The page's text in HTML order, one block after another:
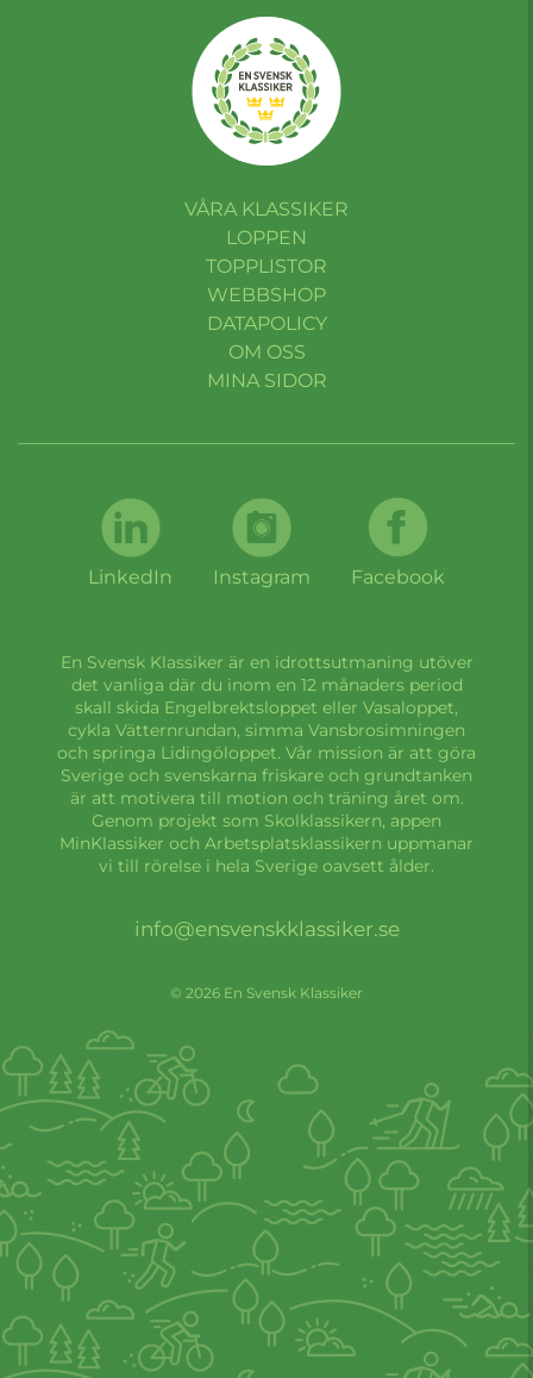
VÅRA KLASSIKER
LOPPEN
TOPPLISTOR
WEBBSHOP
DATAPOLICY
OM OSS
MINA SIDOR
LinkedIn Instagram Facebook
En Svensk Klassiker är en idrottsutmaning utöver
det vanliga där du inom en 12 månaders period
skall skida Engelbrektsloppet eller Vasaloppet,
cykla Vätternrundan, simma Vansbrosimningen
och springa Lidingöloppet. Vår mission är att göra
Sverige och svenskarna friskare och grundtanken
är att motivera till motion och träning året om.
Genom projekt som Skolklassikern, appen
MinKlassiker och Arbetsplatsklassikern uppmanar
vi till rörelse i hela Sverige oavsett ålder.
info@ensvenskklassiker.se
© 2026 En Svensk Klassiker